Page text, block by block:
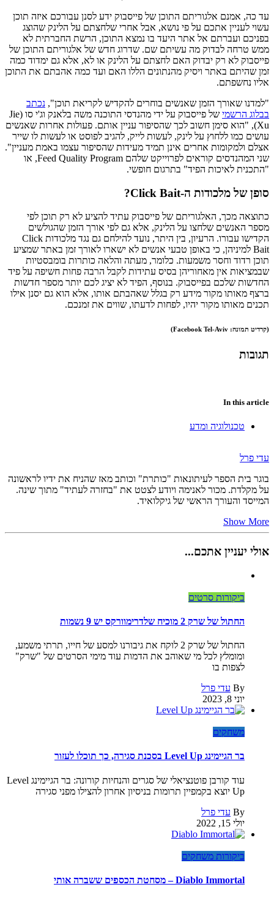
עד כה, אמנם אלגוריתם התוכן של פייסבוק ידע לסנן עבורכם איזה תוכן
עשוי לעניין אתכם על פי נושא, אבל אחרי שלחצתם על הלינק שהוצג
בפניכם ועברתם אל אתר היעד בו נמצא התוכן, הרשת החברתית לא
ממש טרחה לבדוק מה עשיתם שם. שדרוג חדש של אלגוריתם התוכן של
פייסבוק לא רק יבדוק האם לחצתם על הלינק או לא, אלא גם ימדוד כמה
זמן שהיתם באתר ויסיק מהנתונים הללו האם ועד כמה אהבתם את התוכן
אליו נחשפתם.
"למדנו שאורך הזמן שאנשים בוחרים להקדיש לקריאת תוכן", נכתב
בבלוג הרשמי
של פייסבוק על ידי מהנדסי התוכנה משה בלאנק וג'י סו (Jie
Xu), "הוא סימן חשוב לכך שהסיפור עניין אותם. פעולות אחרות שאנשים
עושים כמו ללחוץ על לינק, לעשות לייק, להגיב לפוסט או לעשות לו שייר
אצלם ולמקומות אחרים אינן תמיד מעידות שהסיפור עצמו באמת מעניין".
שני המהנדסים קוראים לפרוייקט שלהם Feed Quality Program, או
"התכנית לאיכות הפיד" בתרגום חופשי.
סופן של מלכודות ה-Click Bait?
כתוצאה מכך, האלגוריתם של פייסבוק עתיד להציע לא רק תוכן לפי
מספר האנשים שלחצו על הלינק, אלא גם לפי אורך הזמן שהגולשים
הקדישו עבורו. הרעיון, בין היתר, נועד להילחם גם נגד מלכודות Click
Bait למיניהן, כי באופן טבעי אנשים לא ישארו לאורך זמן באתר שמציע
תוכן רדוד וחסר משמעות. כלומר, מעתה והלאה כותרות בומבסטיות
שבמציאות אין מאחוריהן בסיס עתידות לקבל הרבה פחות חשיפה על פיד
החדשות שלכם בפייסבוק. בנוסף, הפיד לא יציג לכם יותר מספר חדשות
ברצף מאותו מקור מידע רק בגלל שאהבתם אותו, אלא הוא גם יסנן אילו
תכנים מאותו מקור יהיו, לפחות לדעתו, שווים את זמנכם.
(קרדיט תמונה: Facebook Tel-Aviv)
תגובות
In this article
טכנולוגיה ומדע
עדי פרל
בוגר בית הספר לעיתונאות "כותרת" וכותב מאז שהניח את ידיו לראשונה
על מקלדת. מכור לאנימה ויודע לצטט את "בחזרה לעתיד" מתוך שינה.
המייסד והעורך הראשי של גיקלואיד.
Show More
אולי יעניין אתכם...
ביקורות סרטים
החתול של שרק 2 מוכיח שלדרימוורקס יש 9 נשמות
החתול של שרק 2 לוקח את גיבורנו למסע של חייו, תרתי משמע,
ומומלץ לכל מי שאוהב את הדמות עוד מימי הסרטים של "שרק"
לצפות בו
By עדי פרל
יוני 8, 2023
משחקים
בר הגיימינג Level Up בסכנת סגירה, כך תוכלו לעזור
עוד קורבן פוטנציאלי של סגרים והנחיות קורונה: בר הגיימינג Level
Up יוצא בקמפיין תרומות בניסיון אחרון להצילו מפני סגירה
By עדי פרל
יולי 15, 2022
ביקורות משחקים
Diablo Immortal – מסחטת הכספים ששברה אותי